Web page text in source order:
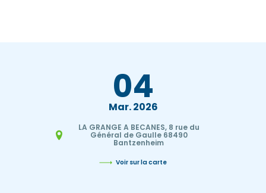
04
Mar 2026
LA GRANGE A BECANES, 8 rue du
Général de Gaulle 68490
Bantzenheim
Voir sur la carte